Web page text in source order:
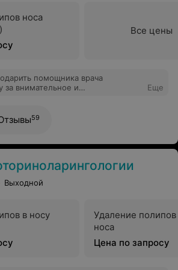
носа
Все цены
помощника врача
за внимательное и
Еще
59
Выходной
в носу
Удаление
носа
Цена по запросу